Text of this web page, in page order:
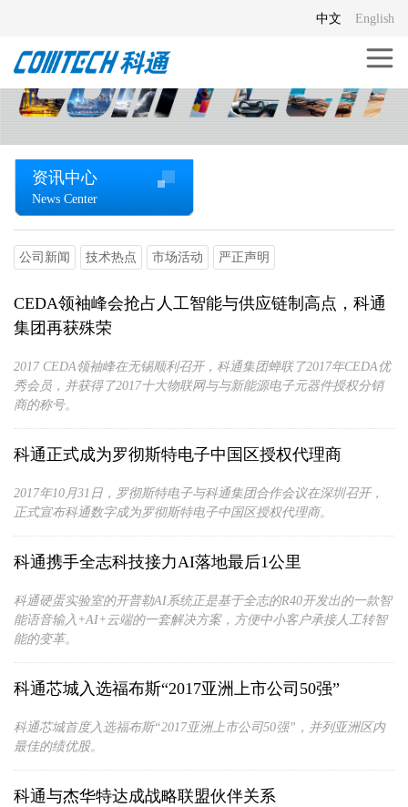
English
中文
资讯中心
News Center
公司新闻 技术热点 市场活动 严正声明
CEDA领袖峰会抢占人工智能与供应链制高点，科通
集团再获殊荣
2017 CEDA领袖峰在无锡顺利召开，科通集团蝉联了2017年CEDA优
秀会员，并获得了2017十大物联网与与新能源电子元器件授权分销
商的称号。
科通正式成为罗彻斯特电子中国区授权代理商
2017年10月31日，罗彻斯特电子与科通集团合作会议在深圳召开，
正式宣布科通数字成为罗彻斯特电子中国区授权代理商。
科通携手全志科技接力AI落地最后1公里
科通硬蛋实验室的开普勒AI系统正是基于全志的R40开发出的一款智
能语音输入+AI+云端的一套解决方案，方便中小客户承接人工转智
能的变革。
科通芯城入选福布斯“2017亚洲上市公司50强”
科通芯城首度入选福布斯“2017亚洲上市公司50强”，并列亚洲区内
最佳的绩优股。
科通与杰华特达成战略联盟伙伴关系